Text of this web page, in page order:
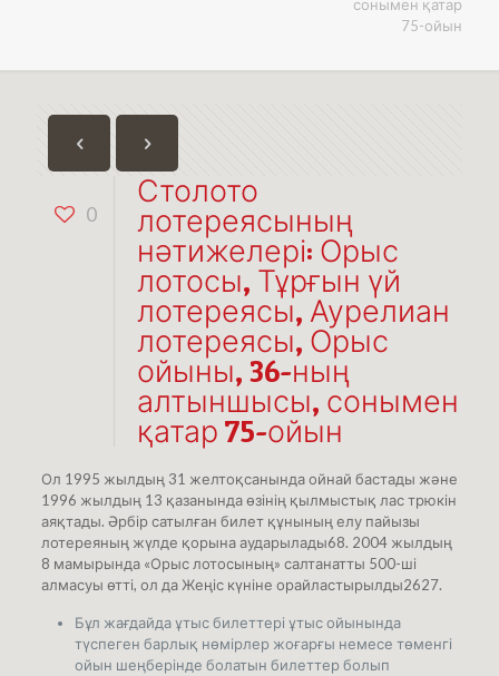
сонымен қатар
75-ойын
0
Столото
лотереясының
нәтижелері: Орыс
лотосы, Тұрғын үй
лотереясы, Аурелиан
лотереясы, Орыс
ойыны, 36-ның
алтыншысы, сонымен
қатар 75-ойын
Ол 1995 жылдың 31 желтоқсанында ойнай бастады және
1996 жылдың 13 қазанында өзінің қылмыстық лас трюкін
аяқтады. Әрбір сатылған билет құнының елу пайызы
лотереяның жүлде қорына аударылады68. 2004 жылдың
8 мамырында «Орыс лотосының» салтанатты 500-ші
алмасуы өтті, ол да Жеңіс күніне орайластырылды2627.
Бұл жағдайда ұтыс билеттері ұтыс ойынында
түспеген барлық нөмірлер жоғарғы немесе төменгі
ойын шеңберінде болатын билеттер болып